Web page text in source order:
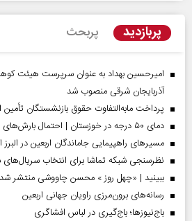
پربازدید پربحث
امیرحسین بهداد به عنوان سرپرست هیئت
آذربایجان شرقی منصوب شد
پرداخت مابه‌التفاوت حقوق بازنشستگان تأمین
دمای ۵۰ درجه در خوزستان | احتمال بارش‌های سیل‌آسا در ۳ استان
مسیر‌های راهپیمایی جاماندگان اربعین در البرز
نظرسنجی شبکه تماشا برای انتخاب
ببینید | «چهل روز » محسن چاووشی منتشر شد
رسانه‌های برون‌مرزی راویان جهانی اربعین
باج‌نیوزها؛ باج‌گیری در لباس افشاگری